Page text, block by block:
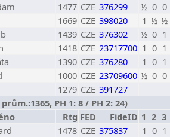
1477 CZE 376299 ½ 0 0
1669 CZE 398020 1 ½ ½
1439 CZE 376302 ½ 0 1
1418 CZE 23717700 1 0 1
1390 CZE 376280 1 0 1
1000 CZE 23709600 ½ 0 0
1279 CZE 391727
PH 1: 8 / PH 2: 24)
Rtg FED FideID 1 2 3
1478 CZE 375837 1 0 1